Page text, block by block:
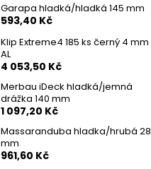
Garapa hladká/hladká 145 mm
593,40 Kč
Klip Extreme4 185 ks černý 4 mm
AL
4 053,50 Kč
Merbau iDeck hladká/jemná
drážka 140 mm
1 097,20 Kč
Massaranduba hladka/hrubá 28
mm
961,60 Kč